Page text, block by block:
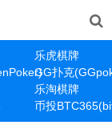
乐虎棋牌
GG扑克
乐淘棋牌
币投